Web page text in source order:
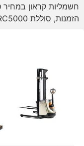
הזמנות, סוללת RC5000, משאית הישג יד, ומכשיר המחסנית.